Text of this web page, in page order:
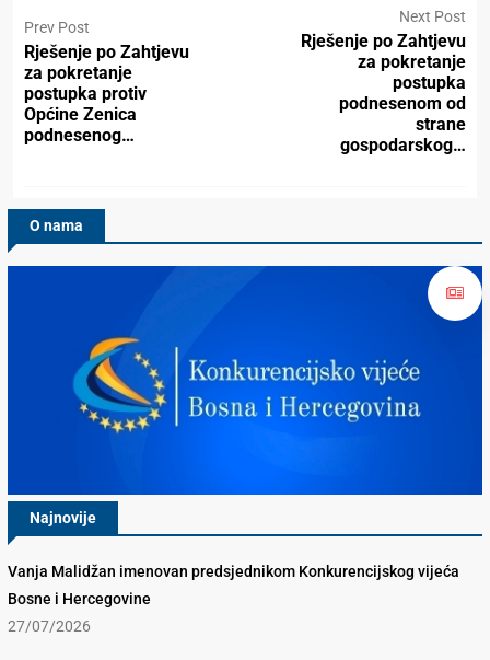
Prev Post
Rješenje po Zahtjevu
za pokretanje
postupka protiv
Općine Zenica
podnesenog…
Next Post
Rješenje po Zahtjevu
za pokretanje
postupka
podnesenom od
strane
gospodarskog…
O nama
Najnovije
Vanja Malidžan imenovan predsjednikom Konkurencijskog vijeća
Bosne i Hercegovine
27/07/2026